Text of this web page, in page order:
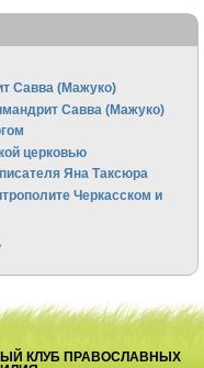
Савва (Мажуко)
Савва (Мажуко)
церковью
Яна Таксюра
Черкасском и
КЛУБ ПРАВОСЛАВНЫХ